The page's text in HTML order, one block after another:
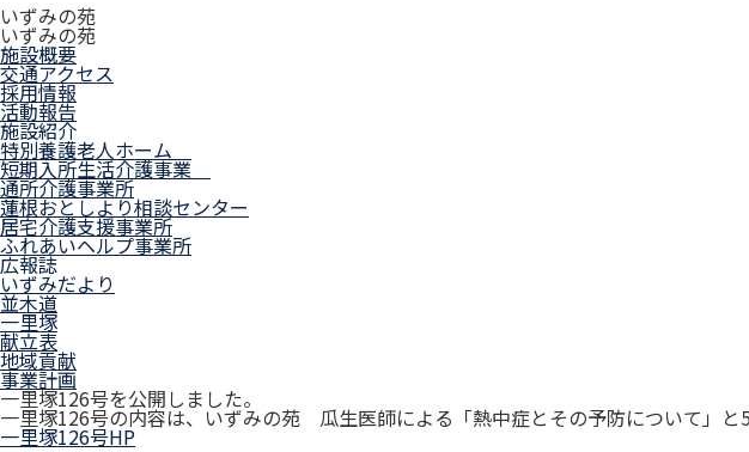
いずみの苑
いずみの苑
施設概要
交通アクセス
採用情報
活動報告
施設紹介
特別養護老人ホーム
短期入所生活介護事業
通所介護事業所
蓮根おとしより相談センター
居宅介護支援事業所
ふれあいヘルプ事業所
広報誌
いずみだより
並木道
一里塚
献立表
地域貢献
事業計画
一里塚126号を公開しました。
一里塚126号の内容は、いずみの苑 瓜生医師による「熱中症とその予防について」と
一里塚126号HP